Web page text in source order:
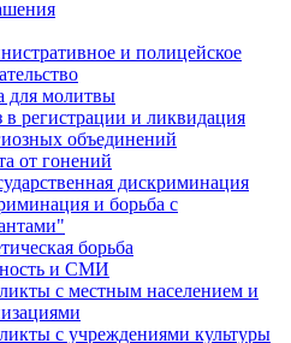
и полицейское
для молитвы
в регистрации и ликвидация
объединений
от гонений
дискриминация
и борьба с
борьба
и СМИ
с местным населением и
с учреждениями культуры